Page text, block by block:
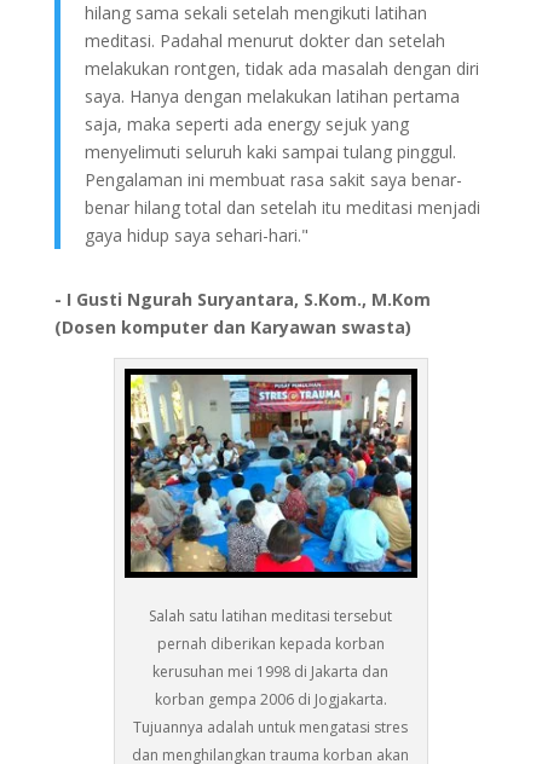
hilang sama sekali setelah mengikuti latihan
meditasi. Padahal menurut dokter dan setelah
melakukan rontgen, tidak ada masalah dengan diri
saya. Hanya dengan melakukan latihan pertama
saja, maka seperti ada energy sejuk yang
menyelimuti seluruh kaki sampai tulang pinggul.
Pengalaman ini membuat rasa sakit saya benar-
benar hilang total dan setelah itu meditasi menjadi
gaya hidup saya sehari-hari."
- I Gusti Ngurah Suryantara, S.Kom., M.Kom
(Dosen komputer dan Karyawan swasta)
Salah satu latihan meditasi tersebut
pernah diberikan kepada korban
kerusuhan mei 1998 di Jakarta dan
korban gempa 2006 di Jogjakarta.
Tujuannya adalah untuk mengatasi stres
dan menghilangkan trauma korban akan